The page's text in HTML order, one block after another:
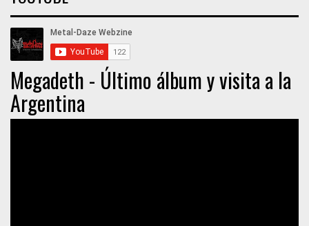
Megadeth - Último álbum y visita a la
Argentina